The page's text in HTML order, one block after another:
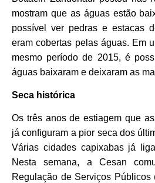
mostram que as águas estão
possível ver pedras e estacas
eram cobertas pelas águas. Em
mesmo período de 2015, é
águas baixaram e deixaram as
Seca histórica
Os três anos de estiagem que
já configuram a pior seca dos
Várias cidades capixabas já
Nesta semana, a Cesan
Regulação de Serviços